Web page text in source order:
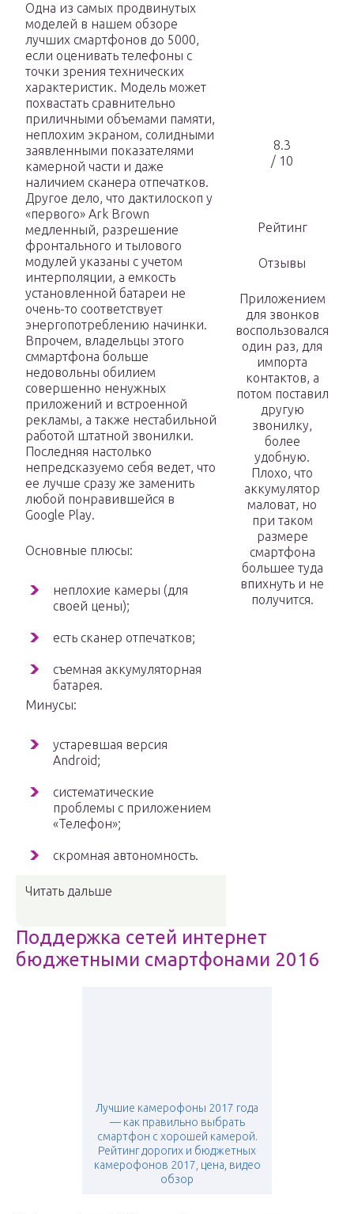
Одна из самых продвинутых
моделей в нашем обзоре
лучших смартфонов до 5000,
если оценивать телефоны с
точки зрения технических
характеристик. Модель может
похвастать сравнительно
приличными объемами памяти,
неплохим экраном, солидными
заявленными показателями
камерной части и даже
наличием сканера отпечатков.
Другое дело, что дактилоскоп у
«первого» Ark Brown
медленный, разрешение
фронтального и тылового
модулей указаны с учетом
интерполяции, а емкость
установленной батареи не
очень-то соответствует
энергопотреблению начинки.
Впрочем, владельцы этого
сммартфона больше
недовольны обилием
совершенно ненужных
приложений и встроенной
рекламы, а также нестабильной
работой штатной звонилки.
Последняя настолько
непредсказуемо себя ведет, что
ее лучше сразу же заменить
любой понравившейся в
Google Play.
Основные плюсы:
неплохие камеры (для
своей цены);
есть сканер отпечатков;
съемная аккумуляторная
батарея.
Минусы:
устаревшая версия
Android;
систематические
проблемы с приложением
«Телефон»;
скромная автономность.
8.3
/ 10
Рейтинг
Отзывы
Приложением
для звонков
воспользовался
один раз, для
импорта
контактов, а
потом поставил
другую
звонилку,
более
удобную.
Плохо, что
аккумулятор
маловат, но
при таком
размере
смартфона
большее туда
впихнуть и не
получится.
Читать дальше
Поддержка сетей интернет
бюджетными смартфонами 2016
Лучшие камерофоны 2017 года
— как правильно выбрать
смартфон с хорошей камерой.
Рейтинг дорогих и бюджетных
камерофонов 2017, цена, видео
обзор